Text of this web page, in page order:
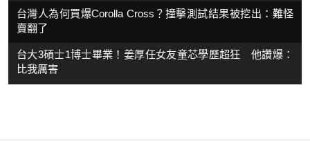
台灣人為何買爆Corolla Cross？撞擊測試結果被挖出：難怪
賣翻了
台大3碩士1博士畢業！姜厚任女友童芯學歷超狂 他讚爆：
比我厲害